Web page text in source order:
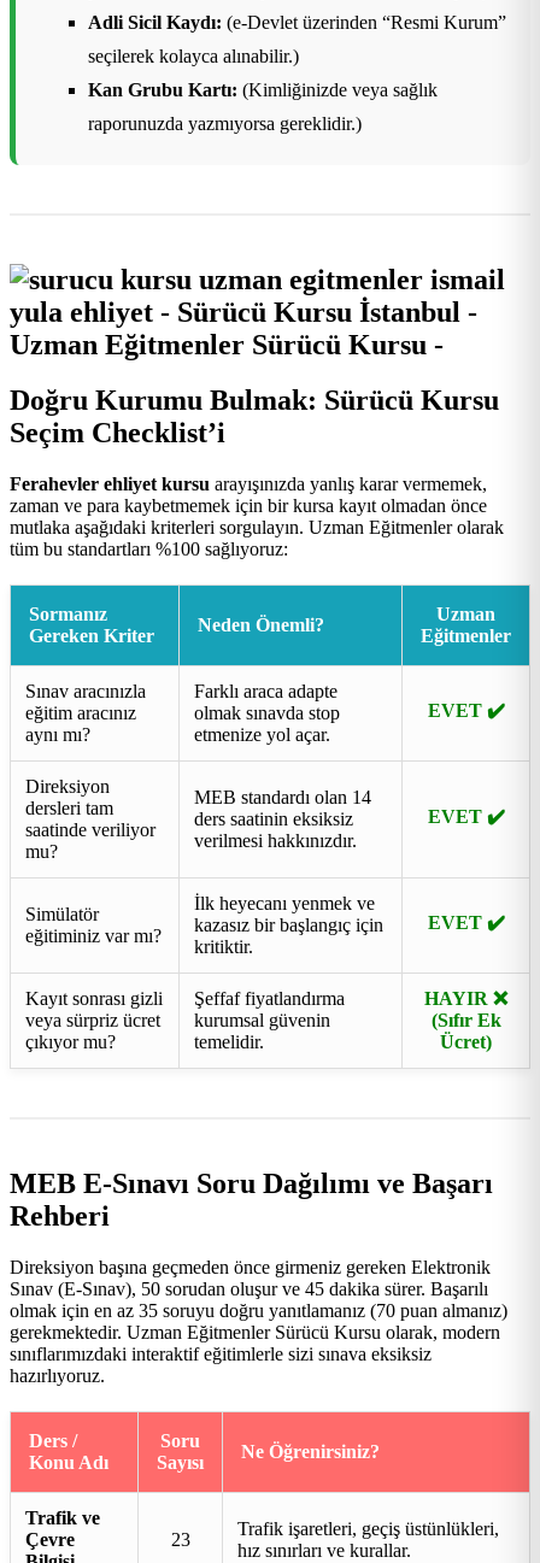
Adli Sicil Kaydı: (e-Devlet üzerinden “Resmi Kurum”
seçilerek kolayca alınabilir.)
Kan Grubu Kartı: (Kimliğinizde veya sağlık
raporunuzda yazmıyorsa gereklidir.)
Doğru Kurumu Bulmak: Sürücü Kursu
Seçim Checklist’i
Ferahevler ehliyet kursu arayışınızda yanlış karar vermemek,
zaman ve para kaybetmemek için bir kursa kayıt olmadan önce
mutlaka aşağıdaki kriterleri sorgulayın. Uzman Eğitmenler olarak
tüm bu standartları %100 sağlıyoruz:
Sormanız
Gereken Kriter
Neden Önemli?
Uzman
Eğitmenler
Sınav aracınızla
eğitim aracınız
aynı mı?
Farklı araca adapte
olmak sınavda stop
etmenize yol açar.
EVET ✔️
Direksiyon
dersleri tam
saatinde veriliyor
mu?
MEB standardı olan 14
ders saatinin eksiksiz
verilmesi hakkınızdır.
EVET ✔️
Simülatör
eğitiminiz var mı?
İlk heyecanı yenmek ve
kazasız bir başlangıç için
kritiktir.
EVET ✔️
Kayıt sonrası gizli
veya sürpriz ücret
çıkıyor mu?
Şeffaf fiyatlandırma
kurumsal güvenin
temelidir.
HAYIR ❌
(Sıfır Ek
Ücret)
MEB E-Sınavı Soru Dağılımı ve Başarı
Rehberi
Direksiyon başına geçmeden önce girmeniz gereken Elektronik
Sınav (E-Sınav), 50 sorudan oluşur ve 45 dakika sürer. Başarılı
olmak için en az 35 soruyu doğru yanıtlamanız (70 puan almanız)
gerekmektedir. Uzman Eğitmenler Sürücü Kursu olarak, modern
sınıflarımızdaki interaktif eğitimlerle sizi sınava eksiksiz
hazırlıyoruz.
Ders /
Konu Adı
Soru
Sayısı
Ne Öğrenirsiniz?
Trafik ve
Çevre
23
Trafik işaretleri, geçiş üstünlükleri,
hız sınırları ve kurallar.